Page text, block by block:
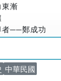
漸
者──鄭成功
中華民國